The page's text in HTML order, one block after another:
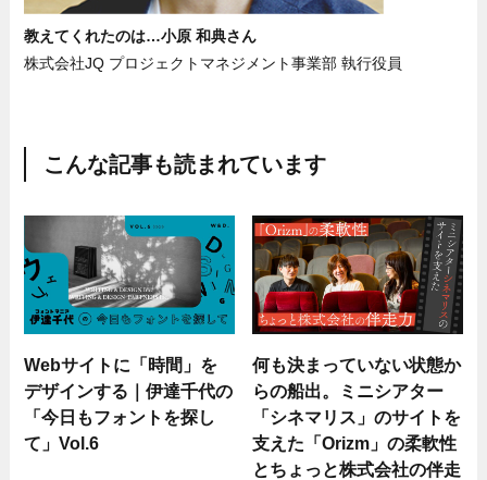
教えてくれたのは…小原 和典さん
株式会社JQ プロジェクトマネジメント事業部 執行役員
こんな記事も読まれています
Webサイトに「時間」を
デザインする｜伊達千代の
「今日もフォントを探し
て」Vol.6
何も決まっていない状態か
らの船出。ミニシアター
「シネマリス」のサイトを
支えた「Orizm」の柔軟性
とちょっと株式会社の伴走